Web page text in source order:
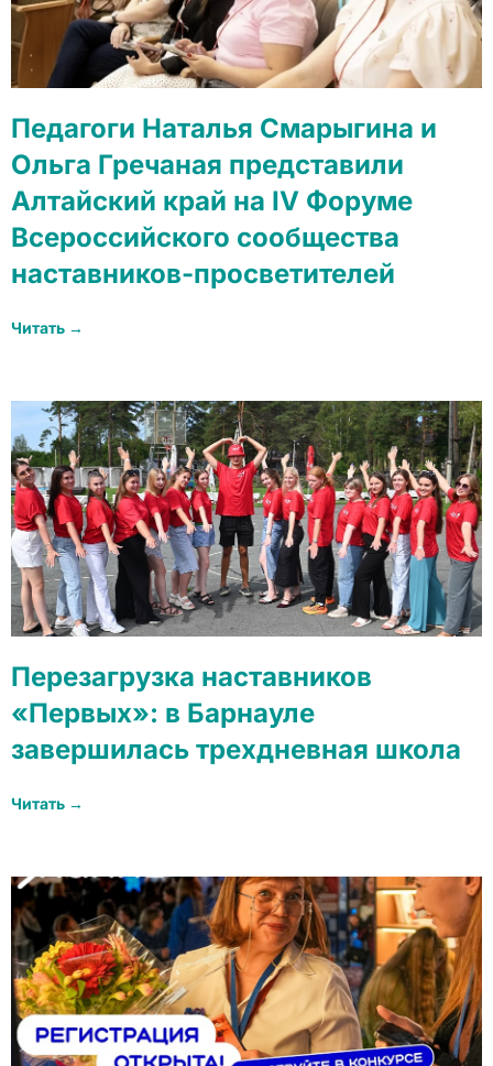
Педагоги Наталья Смарыгина и
Ольга Гречаная представили
Алтайский край на IV Форуме
Всероссийского сообщества
наставников-просветителей
Читать →
Перезагрузка наставников
«Первых»: в Барнауле
завершилась трехдневная школа
Читать →